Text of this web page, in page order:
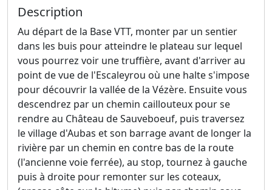
Description
Au départ de la Base VTT, monter par un sentier
dans les buis pour atteindre le plateau sur lequel
vous pourrez voir une truffière, avant d'arriver au
point de vue de l'Escaleyrou où une halte s'impose
pour découvrir la vallée de la Vézère. Ensuite vous
descendrez par un chemin caillouteux pour se
rendre au Château de Sauveboeuf, puis traversez
le village d'Aubas et son barrage avant de longer la
rivière par un chemin en contre bas de la route
(l'ancienne voie ferrée), au stop, tournez à gauche
puis à droite pour remonter sur les coteaux,